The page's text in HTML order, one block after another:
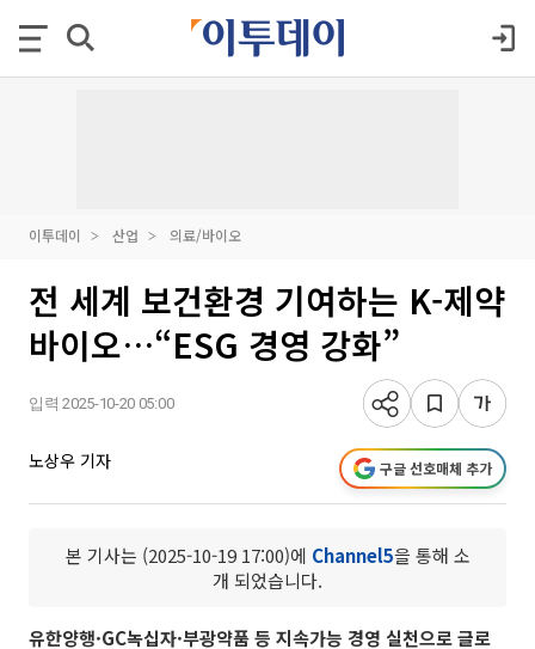
이투데이 산업 의료/바이오
전 세계 보건환경 기여하는 K-제약
바이오…“ESG 경영 강화”
입력 2025-10-20 05:00
노상우 기자 구글 선호매체 추가
본 기사는 (2025-10-19 17:00)에 Channel5을 통해 소
개 되었습니다.
유한양행·GC녹십자·부광약품 등 지속가능 경영 실천으로 글로